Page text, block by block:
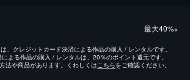
最⼤40%※
、クレジットカード決済による作品の購入 / レンタルです。
よる作品の購入 / レンタルは、20％のポイント還元です。
法や商品があります。くわしくは こちらをご確認ください。